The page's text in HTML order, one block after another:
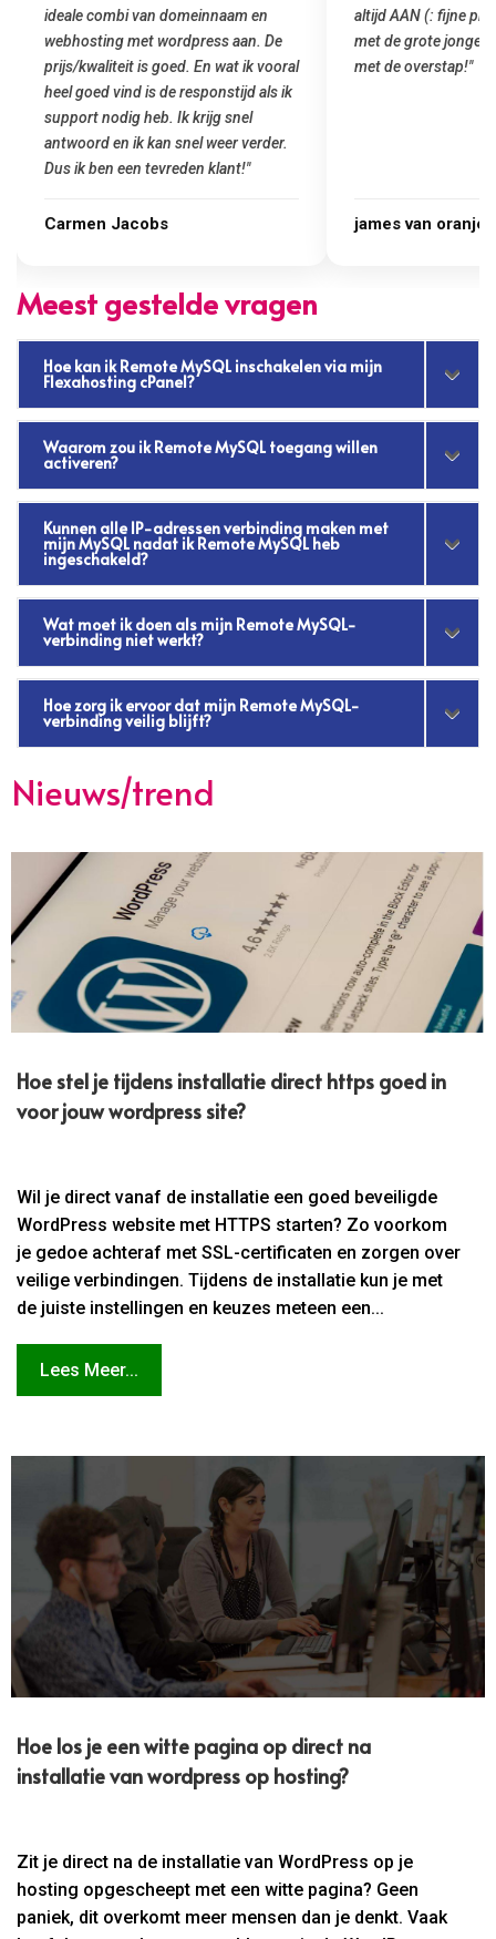
ideale combi van domeinnaam en
webhosting met wordpress aan. De
prijs/kwaliteit is goed. En wat ik vooral
heel goed vind is de responstijd als ik
support nodig heb. Ik krijg snel
antwoord en ik kan snel weer verder.
Dus ik ben een tevreden klant!"
Carmen Jacobs
altijd AAN (: fijne
met de grote
met de overstap!"
james van oranje
Meest gestelde vragen
Hoe kan ik Remote MySQL inschakelen via mijn
Flexahosting cPanel?
Waarom zou ik Remote MySQL toegang willen
activeren?
Kunnen alle IP-adressen verbinding maken met
mijn MySQL nadat ik Remote MySQL heb
ingeschakeld?
Wat moet ik doen als mijn Remote MySQL-
verbinding niet werkt?
Hoe zorg ik ervoor dat mijn Remote MySQL-
verbinding veilig blijft?
Nieuws/trend
Hoe stel je tijdens installatie direct https goed in
voor jouw wordpress site?
Wil je direct vanaf de installatie een goed beveiligde
WordPress website met HTTPS starten? Zo voorkom
je gedoe achteraf met SSL-certificaten en zorgen over
veilige verbindingen. Tijdens de installatie kun je met
de juiste instellingen en keuzes meteen een...
Lees Meer...
Hoe los je een witte pagina op direct na
installatie van wordpress op hosting?
Zit je direct na de installatie van WordPress op je
hosting opgescheept met een witte pagina? Geen
paniek, dit overkomt meer mensen dan je denkt. Vaak